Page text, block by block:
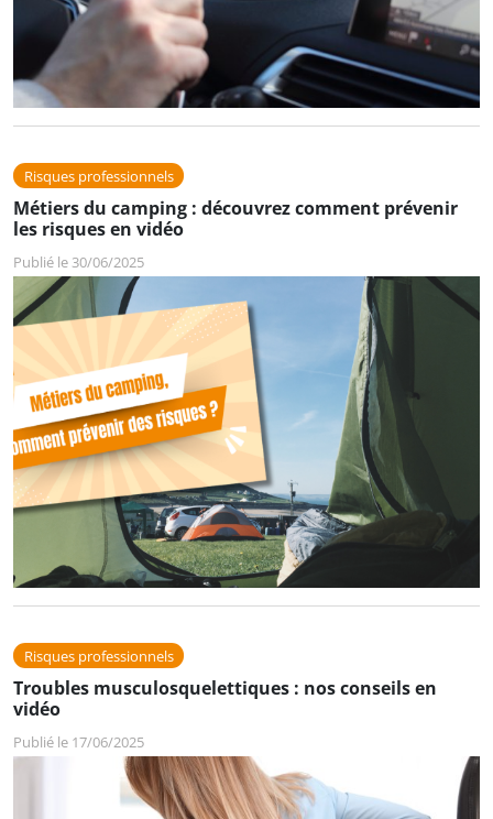
Risques professionnels
Métiers du camping : découvrez comment prévenir
les risques en vidéo
Publié le 30/06/2025
Risques professionnels
Troubles musculosquelettiques : nos conseils en
vidéo
Publié le 17/06/2025